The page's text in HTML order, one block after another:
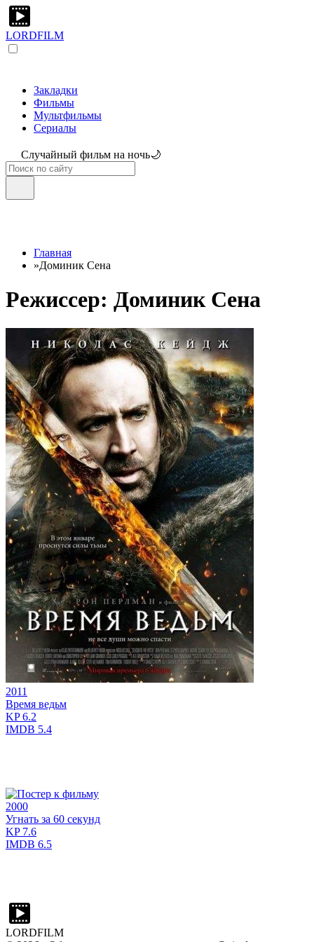
LORDFILM
Закладки
Фильмы
Мультфильмы
Сериалы
Случайный фильм на ночь🌙
Главная
»Доминик Сена
Режиссер: Доминик Сена
2011
Время ведьм
KP6.2
IMDB 5.4
2000
Угнать за 60 секунд
KP7.6
IMDB 6.5
LORDFILM